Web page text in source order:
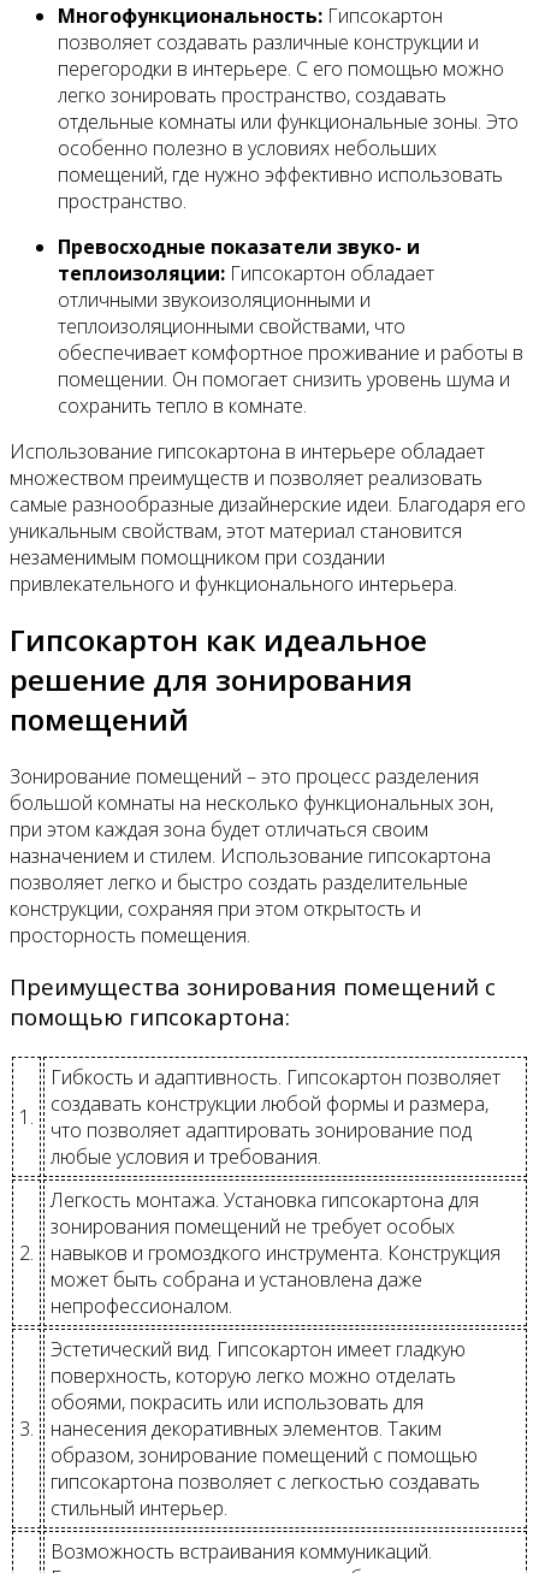
Многофункциональность: Гипсокартон
позволяет создавать различные конструкции и
перегородки в интерьере. С его помощью можно
легко зонировать пространство, создавать
отдельные комнаты или функциональные зоны. Это
особенно полезно в условиях небольших
помещений, где нужно эффективно использовать
пространство.
Превосходные показатели звуко- и
теплоизоляции: Гипсокартон обладает
отличными звукоизоляционными и
теплоизоляционными свойствами, что
обеспечивает комфортное проживание и работы в
помещении. Он помогает снизить уровень шума и
сохранить тепло в комнате.
Использование гипсокартона в интерьере обладает
множеством преимуществ и позволяет реализовать
самые разнообразные дизайнерские идеи. Благодаря его
уникальным свойствам, этот материал становится
незаменимым помощником при создании
привлекательного и функционального интерьера.
Гипсокартон как идеальное
решение для зонирования
помещений
Зонирование помещений – это процесс разделения
большой комнаты на несколько функциональных зон,
при этом каждая зона будет отличаться своим
назначением и стилем. Использование гипсокартона
позволяет легко и быстро создать разделительные
конструкции, сохраняя при этом открытость и
просторность помещения.
Преимущества зонирования помещений с
помощью гипсокартона:
1.
Гибкость и адаптивность. Гипсокартон позволяет
создавать конструкции любой формы и размера,
что позволяет адаптировать зонирование под
любые условия и требования.
2.
Легкость монтажа. Установка гипсокартона для
зонирования помещений не требует особых
навыков и громоздкого инструмента. Конструкция
может быть собрана и установлена даже
непрофессионалом.
3.
Эстетический вид. Гипсокартон имеет гладкую
поверхность, которую легко можно отделать
обоями, покрасить или использовать для
нанесения декоративных элементов. Таким
образом, зонирование помещений с помощью
гипсокартона позволяет с легкостью создавать
стильный интерьер.
Возможность встраивания коммуникаций.